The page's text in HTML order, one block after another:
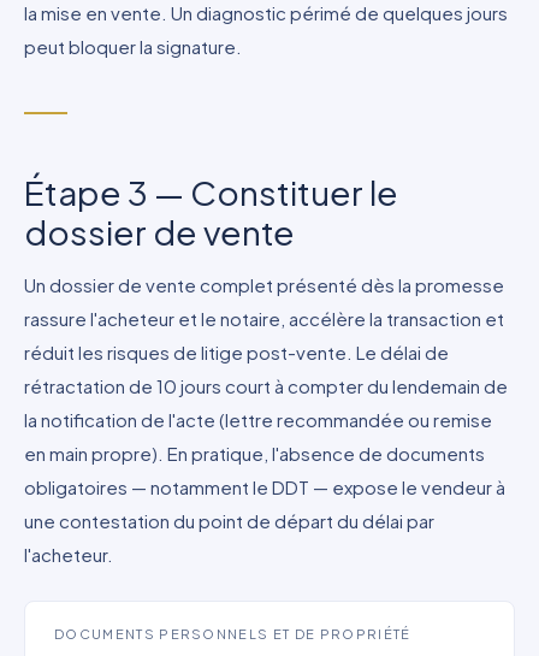
la mise en vente. Un diagnostic périmé de quelques jours
peut bloquer la signature.
Étape 3 — Constituer le
dossier de vente
Un dossier de vente complet présenté dès la promesse
rassure l'acheteur et le notaire, accélère la transaction et
réduit les risques de litige post-vente. Le délai de
rétractation de 10 jours court à compter du lendemain de
la notification de l'acte (lettre recommandée ou remise
en main propre). En pratique, l'absence de documents
obligatoires — notamment le DDT — expose le vendeur à
une contestation du point de départ du délai par
l'acheteur.
DOCUMENTS PERSONNELS ET DE PROPRIÉTÉ